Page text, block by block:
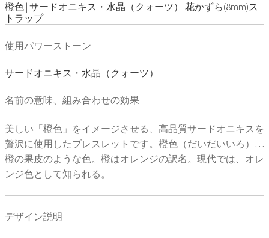
橙色 | サードオニキス・水晶（クォーツ） 花かずら(8mm)ス
トラップ
使用パワーストーン
サードオニキス・水晶（クォーツ）
名前の意味、組み合わせの効果
美しい「橙色」をイメージさせる、高品質サードオニキスを
贅沢に使用したブレスレットです。橙色（だいだいいろ）…
橙の果皮のような色。橙はオレンジの訳名。現代では、オレ
ンジ色として知られる。
デザイン説明